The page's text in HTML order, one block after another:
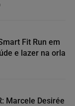
Fit Run em
e lazer na orla
Marcele Desirée